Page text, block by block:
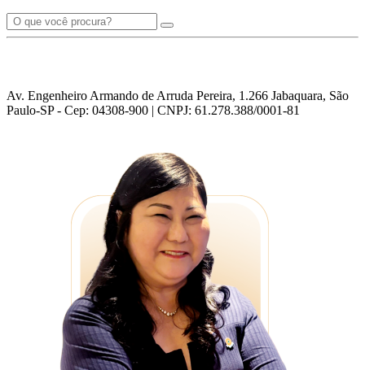
Av. Engenheiro Armando de Arruda Pereira, 1.266 Jabaquara, São
Paulo-SP - Cep: 04308-900 | CNPJ: 61.278.388/0001-81